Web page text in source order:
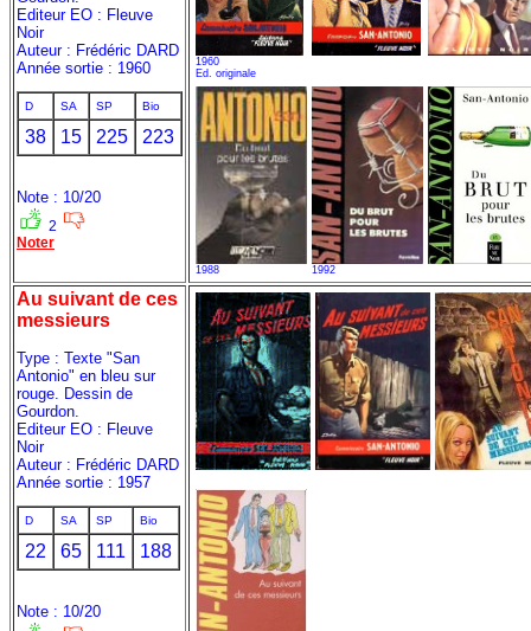
Editeur EO : Fleuve
Noir
Auteur : Frédéric DARD
Année sortie : 1960
D SA SP Bio
38 15 225 223
Note : 10/20
2
Noter
1960
Ed. originale
1988 1992
Au suivant de ces
messieurs
Type : Texte "San
Antonio" en bleu sur
rouge. Dessin de
Gourdon.
Editeur EO : Fleuve
Noir
Auteur : Frédéric DARD
Année sortie : 1957
D SA SP Bio
22 65 111 188
Note : 10/20